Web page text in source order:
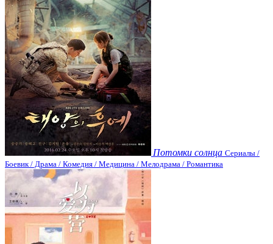
Потомки солнца Сериалы /
Боевик / Драма / Комедия / Медицина / Мелодрама / Романтика